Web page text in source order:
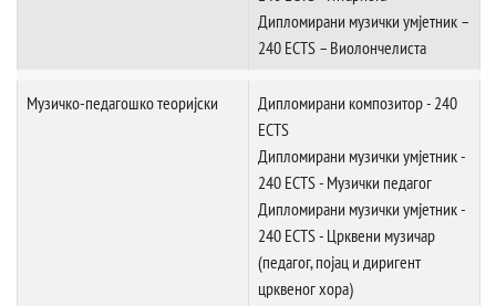
Дипломирани музички умјетник –
240 ECTS – Виолончелиста
Музичко-педагошко теоријски
Дипломирани композитор - 240
ECTS
Дипломирани музички умјетник -
240 ECTS - Музички педагог
Дипломирани музички умјетник -
240 ECTS - Црквени музичар
(педагог, појац и диригент
црквеног хора)